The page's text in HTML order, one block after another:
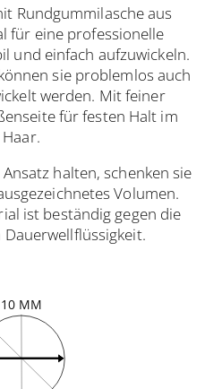
Rundgummilasche aus
für eine professionelle
und einfach aufzuwickeln.
sie problemlos auch
werden. Mit feiner
für festen Halt im
Haar.
halten, schenken sie
Volumen.
ist beständig gegen die
10 MM